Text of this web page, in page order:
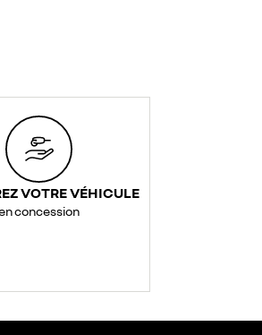
VOTRE VÉHICULE
concession